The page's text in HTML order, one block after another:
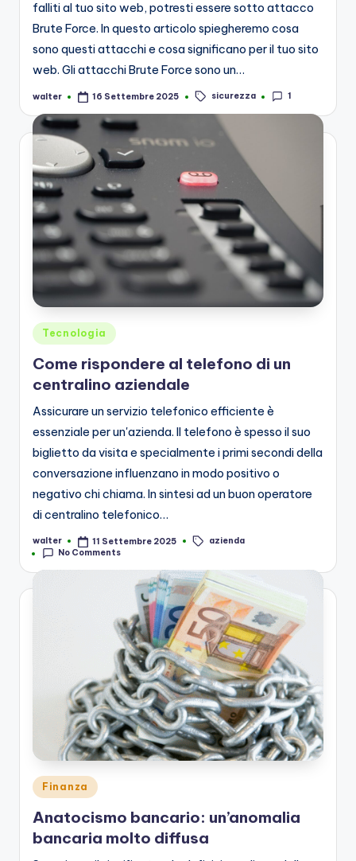
falliti al tuo sito web, potresti essere sotto attacco
Brute Force. In questo articolo spiegheremo cosa
sono questi attacchi e cosa significano per il tuo sito
web. Gli attacchi Brute Force sono un…
Posted
walter 16 Settembre 2025
Tags: sicurezza 1
Posted
Tecnologia
Come rispondere al telefono di un
centralino aziendale
Assicurare un servizio telefonico efficiente è
essenziale per un'azienda. Il telefono è spesso il suo
biglietto da visita e specialmente i primi secondi della
conversazione influenzano in modo positivo o
negativo chi chiama. In sintesi ad un buon operatore
di centralino telefonico…
Posted
by
walter 11 Settembre 2025
Tags:
azienda
No Comments
Posted
Finanza
Anatocismo bancario: un’anomalia
bancaria molto diffusa